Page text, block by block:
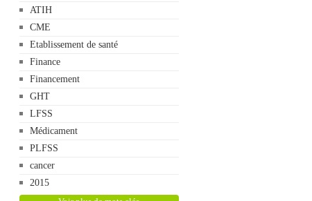
ATIH
CME
Etablissement de santé
Finance
Financement
GHT
LFSS
Médicament
PLFSS
cancer
2015